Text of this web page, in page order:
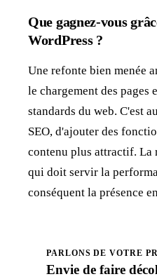
Que gagnez-vous
WordPress ?
Une refonte bien menée
le chargement des pages
standards du web. C'est
SEO, d'ajouter des
contenu plus attractif. La
qui doit servir la
conséquent la présence
PARLONS DE VOTRE
Envie de faire